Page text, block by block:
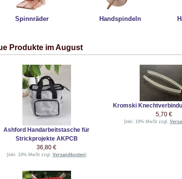
Spinnräder Handspindeln
Produkte im August
Ashford Handarbeitstasche für
Strickprojekte AKPCB
36,80 €
[inkl. 19% MwSt zzgl. Versandkosten]
Kromski
5,70 €
[inkl. 19% MwSt zzgl.